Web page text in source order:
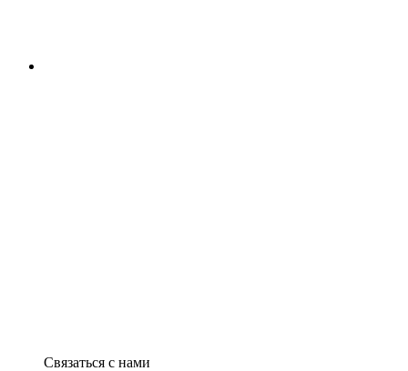
Связаться с нами